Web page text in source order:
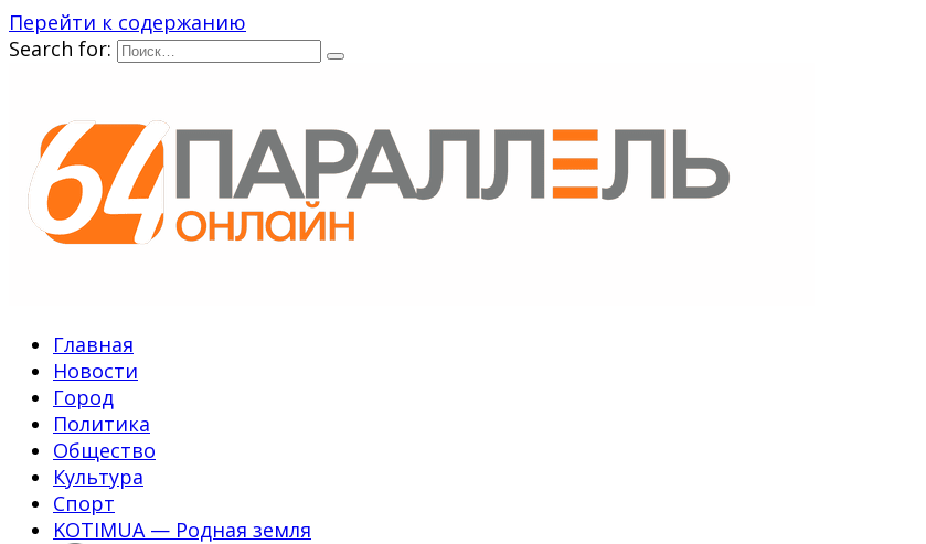
Перейти к содержанию
Search for:
Главная
Новости
Город
Политика
Общество
Культура
Спорт
KOTIMUA — Родная земля